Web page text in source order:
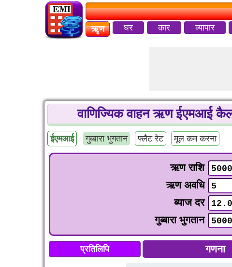
ऋृण घर कार व्यापार
वाणिज्यिक वाहन ऋण ईएमआई
ईएमआई गुब्बारा भुगतान फ्लैट रेट मूल कम करना
ऋण राशि
ऋण अवधि
ब्याज दर
गुब्बारा भुगतान
प्रतिलिपि